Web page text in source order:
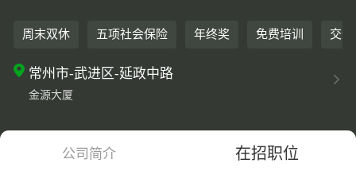
周末双休 五项社会保险 年终奖 免费培训 交
常州市-武进区-延政中路
金源大厦
公司简介 在招职位